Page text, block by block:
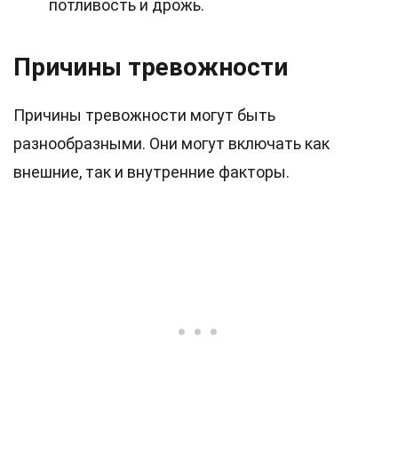
потливость и дрожь.
Причины тревожности
Причины тревожности могут быть
разнообразными. Они могут включать как
внешние, так и внутренние факторы.